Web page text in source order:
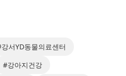
서YD동물의료센터
#강아지건강